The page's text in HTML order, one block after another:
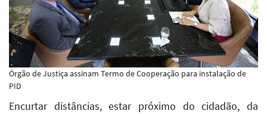
Órgão de Justiça assinam Termo de Cooperação para instalação de
PID
Encurtar distâncias, estar próximo do cidadão, da